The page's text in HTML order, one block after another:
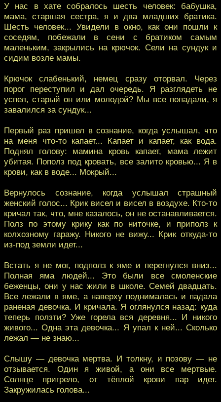
У нас в хате собралось шесть человек: бабушка,
мама, старшая сестра, я и два младших братика.
Шесть человек... Увидели в окно, как они пошли к
соседям, побежали в сени с братиком самым
маленьким, закрылись на крючок. Сели на сундук и
сидим возле мамы.
Крючок слабенький, немец сразу оторвал. Через
порог переступил и дал очередь. Я разглядеть не
успел, старый он или молодой? Мы все попадали, я
завалился за сундук...
Первый раз пришел в сознание, когда услышал, что
на меня что-то капает... Капает и капает, как вода.
Поднял голову: мамина кровь капает, мама лежит
убитая. Пополз под кровать, все залито кровью... Я в
крови, как в воде... Мокрый...
Вернулось сознание, когда услышал страшный
женский голос... Крик висел и висел в воздухе. Кто-то
кричал так, что, мне казалось, он не останавливается.
Полз по этому крику как по ниточке, и приполз к
колхозному гаражу. Никого не вижу... Крик откуда-то
из-под земли идет...
Встать я не мог, подполз к яме и перегнулся вниз...
Полная яма людей... Это были все смоленские
беженцы, они у нас жили в школе. Семей двадцать.
Все лежали в яме, а наверху поднималась и падала
раненая девочка. И кричала. Я оглянулся назад: куда
теперь ползти? Уже горела вся деревня... И никого
живого... Одна эта девочка... Я упал к ней... Сколько
лежал — не знаю...
Слышу — девочка мертва. И толкну, и позову — не
отзывается. Один я живой, а они все мертвые.
Солнце пригрело, от тёплой крови пар идет.
Закружилась голова...